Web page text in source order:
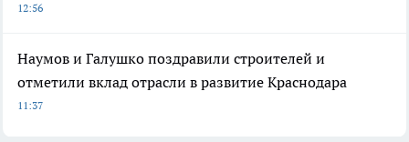
12:56
Наумов и Галушко поздравили строителей и
отметили вклад отрасли в развитие Краснодара
11:37